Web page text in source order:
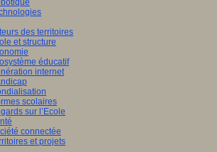
des territoires
et structure
éducatif
internet
scolaires
sur l’Ecole
connectée
et projets